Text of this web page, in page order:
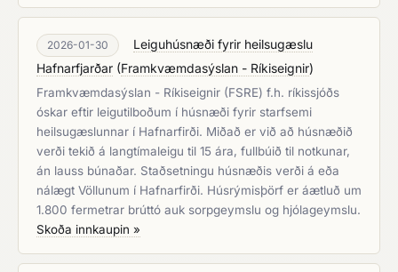
2026-01-30
Leiguhúsnæði fyrir heilsugæslu
Hafnarfjarðar (Framkvæmdasýslan - Ríkiseignir)
Framkvæmdasýslan - Ríkiseignir (FSRE) f.h. ríkissjóðs
óskar eftir leigutilboðum í húsnæði fyrir starfsemi
heilsugæslunnar í Hafnarfirði. Miðað er við að húsnæðið
verði tekið á langtímaleigu til 15 ára, fullbúið til notkunar,
án lauss búnaðar. Staðsetningu húsnæðis verði á eða
nálægt Völlunum í Hafnarfirði. Húsrýmisþörf er áætluð um
1.800 fermetrar brúttó auk sorpgeymslu og hjólageymslu.
Skoða innkaupin »